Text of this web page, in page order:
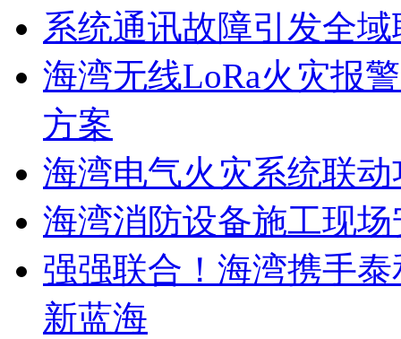
系统通讯故障引发全
海湾无线LoRa火灾报
方案
海湾电气火灾系统联
海湾消防设备施工现
强强联合！海湾携手
新蓝海